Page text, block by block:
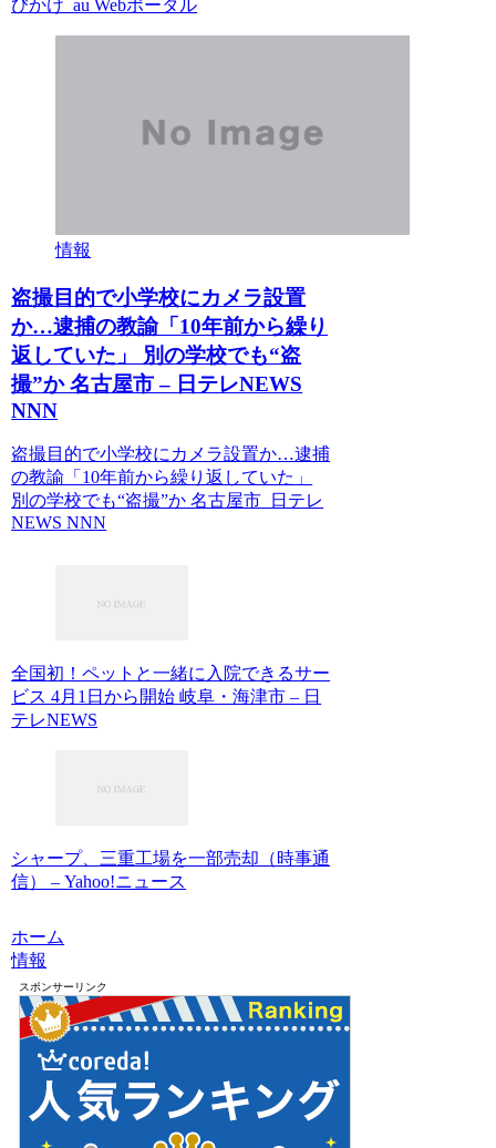
びかけ au Webポータル
情報
盗撮目的で小学校にカメラ設置
か…逮捕の教諭「10年前から繰り
返していた」 別の学校でも“盗
撮”か 名古屋市 – 日テレNEWS
NNN
盗撮目的で小学校にカメラ設置か…逮捕
の教諭「10年前から繰り返していた」
別の学校でも“盗撮”か 名古屋市 日テレ
NEWS NNN
全国初！ペットと一緒に入院できるサー
ビス 4月1日から開始 岐阜・海津市 – 日
テレNEWS
シャープ、三重工場を一部売却（時事通
信） – Yahoo!ニュース
ホーム
情報
スポンサーリンク